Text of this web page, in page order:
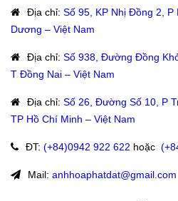
Địa chỉ: Số 95, KP Nhị Đồng 2, P
Dương – Việt Nam
Địa chỉ: Số 938, Đường Đồng
T Đồng Nai – Việt Nam
Địa chỉ: Số 26, Đường Số 10, P
TP Hồ Chí Minh – Việt Nam
ĐT: (+84)0942 922 622 hoặc:
Mail: anhhoaphatdat@gmail.com